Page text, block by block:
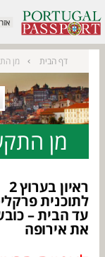
דף הבית מן
מן
ראיון בערוץ 2
לתוכנית
עד הבית –
את אירופה